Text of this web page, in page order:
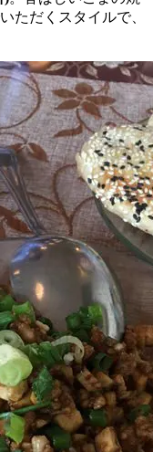
ただくスタイルで、